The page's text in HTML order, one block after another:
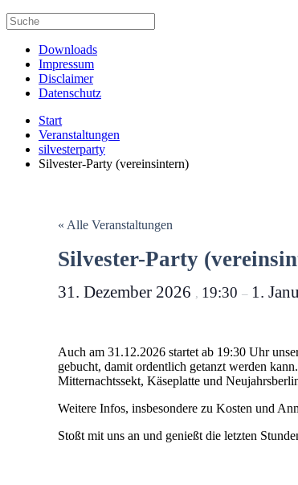
Downloads
Impressum
Disclaimer
Datenschutz
Start
Veranstaltungen
silvesterparty
Silvester-Party (vereinsintern)
« Alle Veranstaltungen
Silvester-Party
31. Dezember 2026 , 19:30 – 1.
Auch am 31.12.2026 startet ab 19:30 Uhr
gebucht, damit ordentlich getanzt werden
Mitternachtssekt, Käseplatte und
Weitere Infos, insbesondere zu Kosten und
Stoßt mit uns an und genießt die letzten